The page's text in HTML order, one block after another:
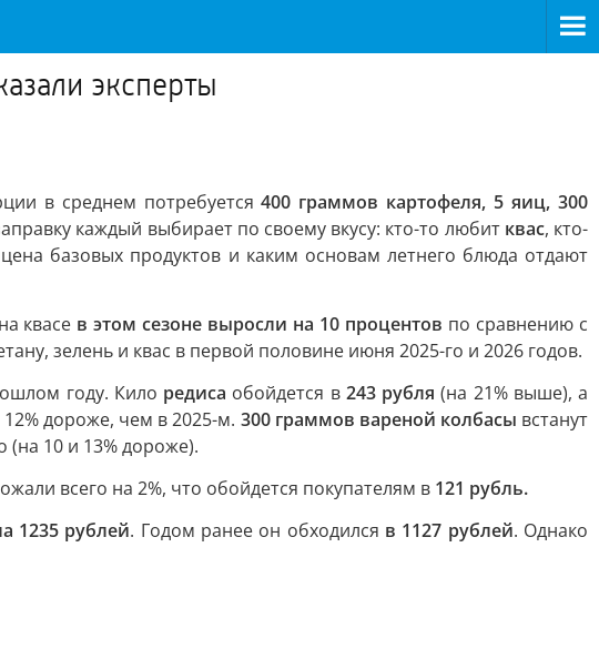
эксперты
в среднем потребуется 400 граммов картофеля, 5 яиц, 300
каждый выбирает по своему вкусу: кто-то любит квас, кто-
базовых продуктов и каким основам летнего блюда отдают
квасе в этом сезоне выросли на 10 процентов по сравнению с
зелень и квас в первой половине июня 2025-го и 2026 годов.
году. Кило редиса обойдется в 243 рубля(на 21% выше), а
12% дороже, чем в 2025-м. 300 граммов вареной колбасы встанут
(на 10 и 13% дороже).
всего на 2%, что обойдется покупателям в 121 рубль.
1235 рублей. Годом ранее он обходился в 1127 рублей. Однако